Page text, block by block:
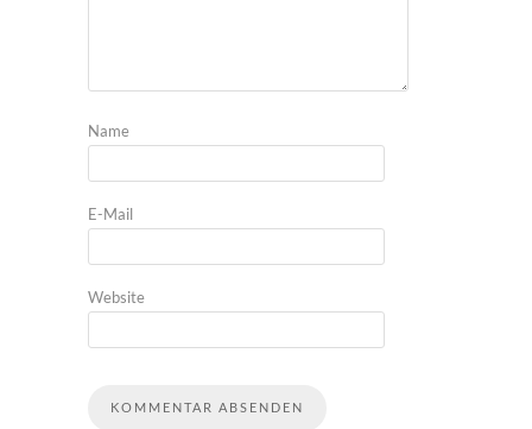
Name
E-Mail
Website